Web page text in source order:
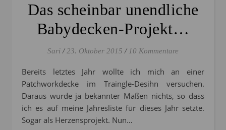
Das scheinbar unendliche
Babydecken-Projekt…
Sari / 23. Oktober 2015 / 10 Kommentare
Bereits letztes Jahr wollte ich mich an einer
Patchworkdecke im Traingle-Desihn versuchen.
Daraus wurde ja bekannter Maßen nichts, so dass
ich es auf meine Jahresliste für dieses Jahr setzte.
Sogar als Herzensprojekt. Nun…